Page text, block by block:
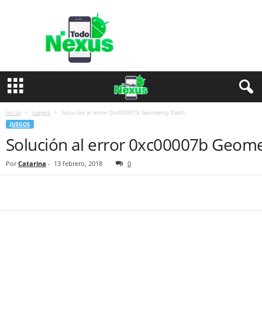
e
Inicio Juegos Solución al error 0xc00007b Geometry Dash
JUEGOS
Solución al error 0xc00007b
Por Catarina - 13 febrero, 2018 0